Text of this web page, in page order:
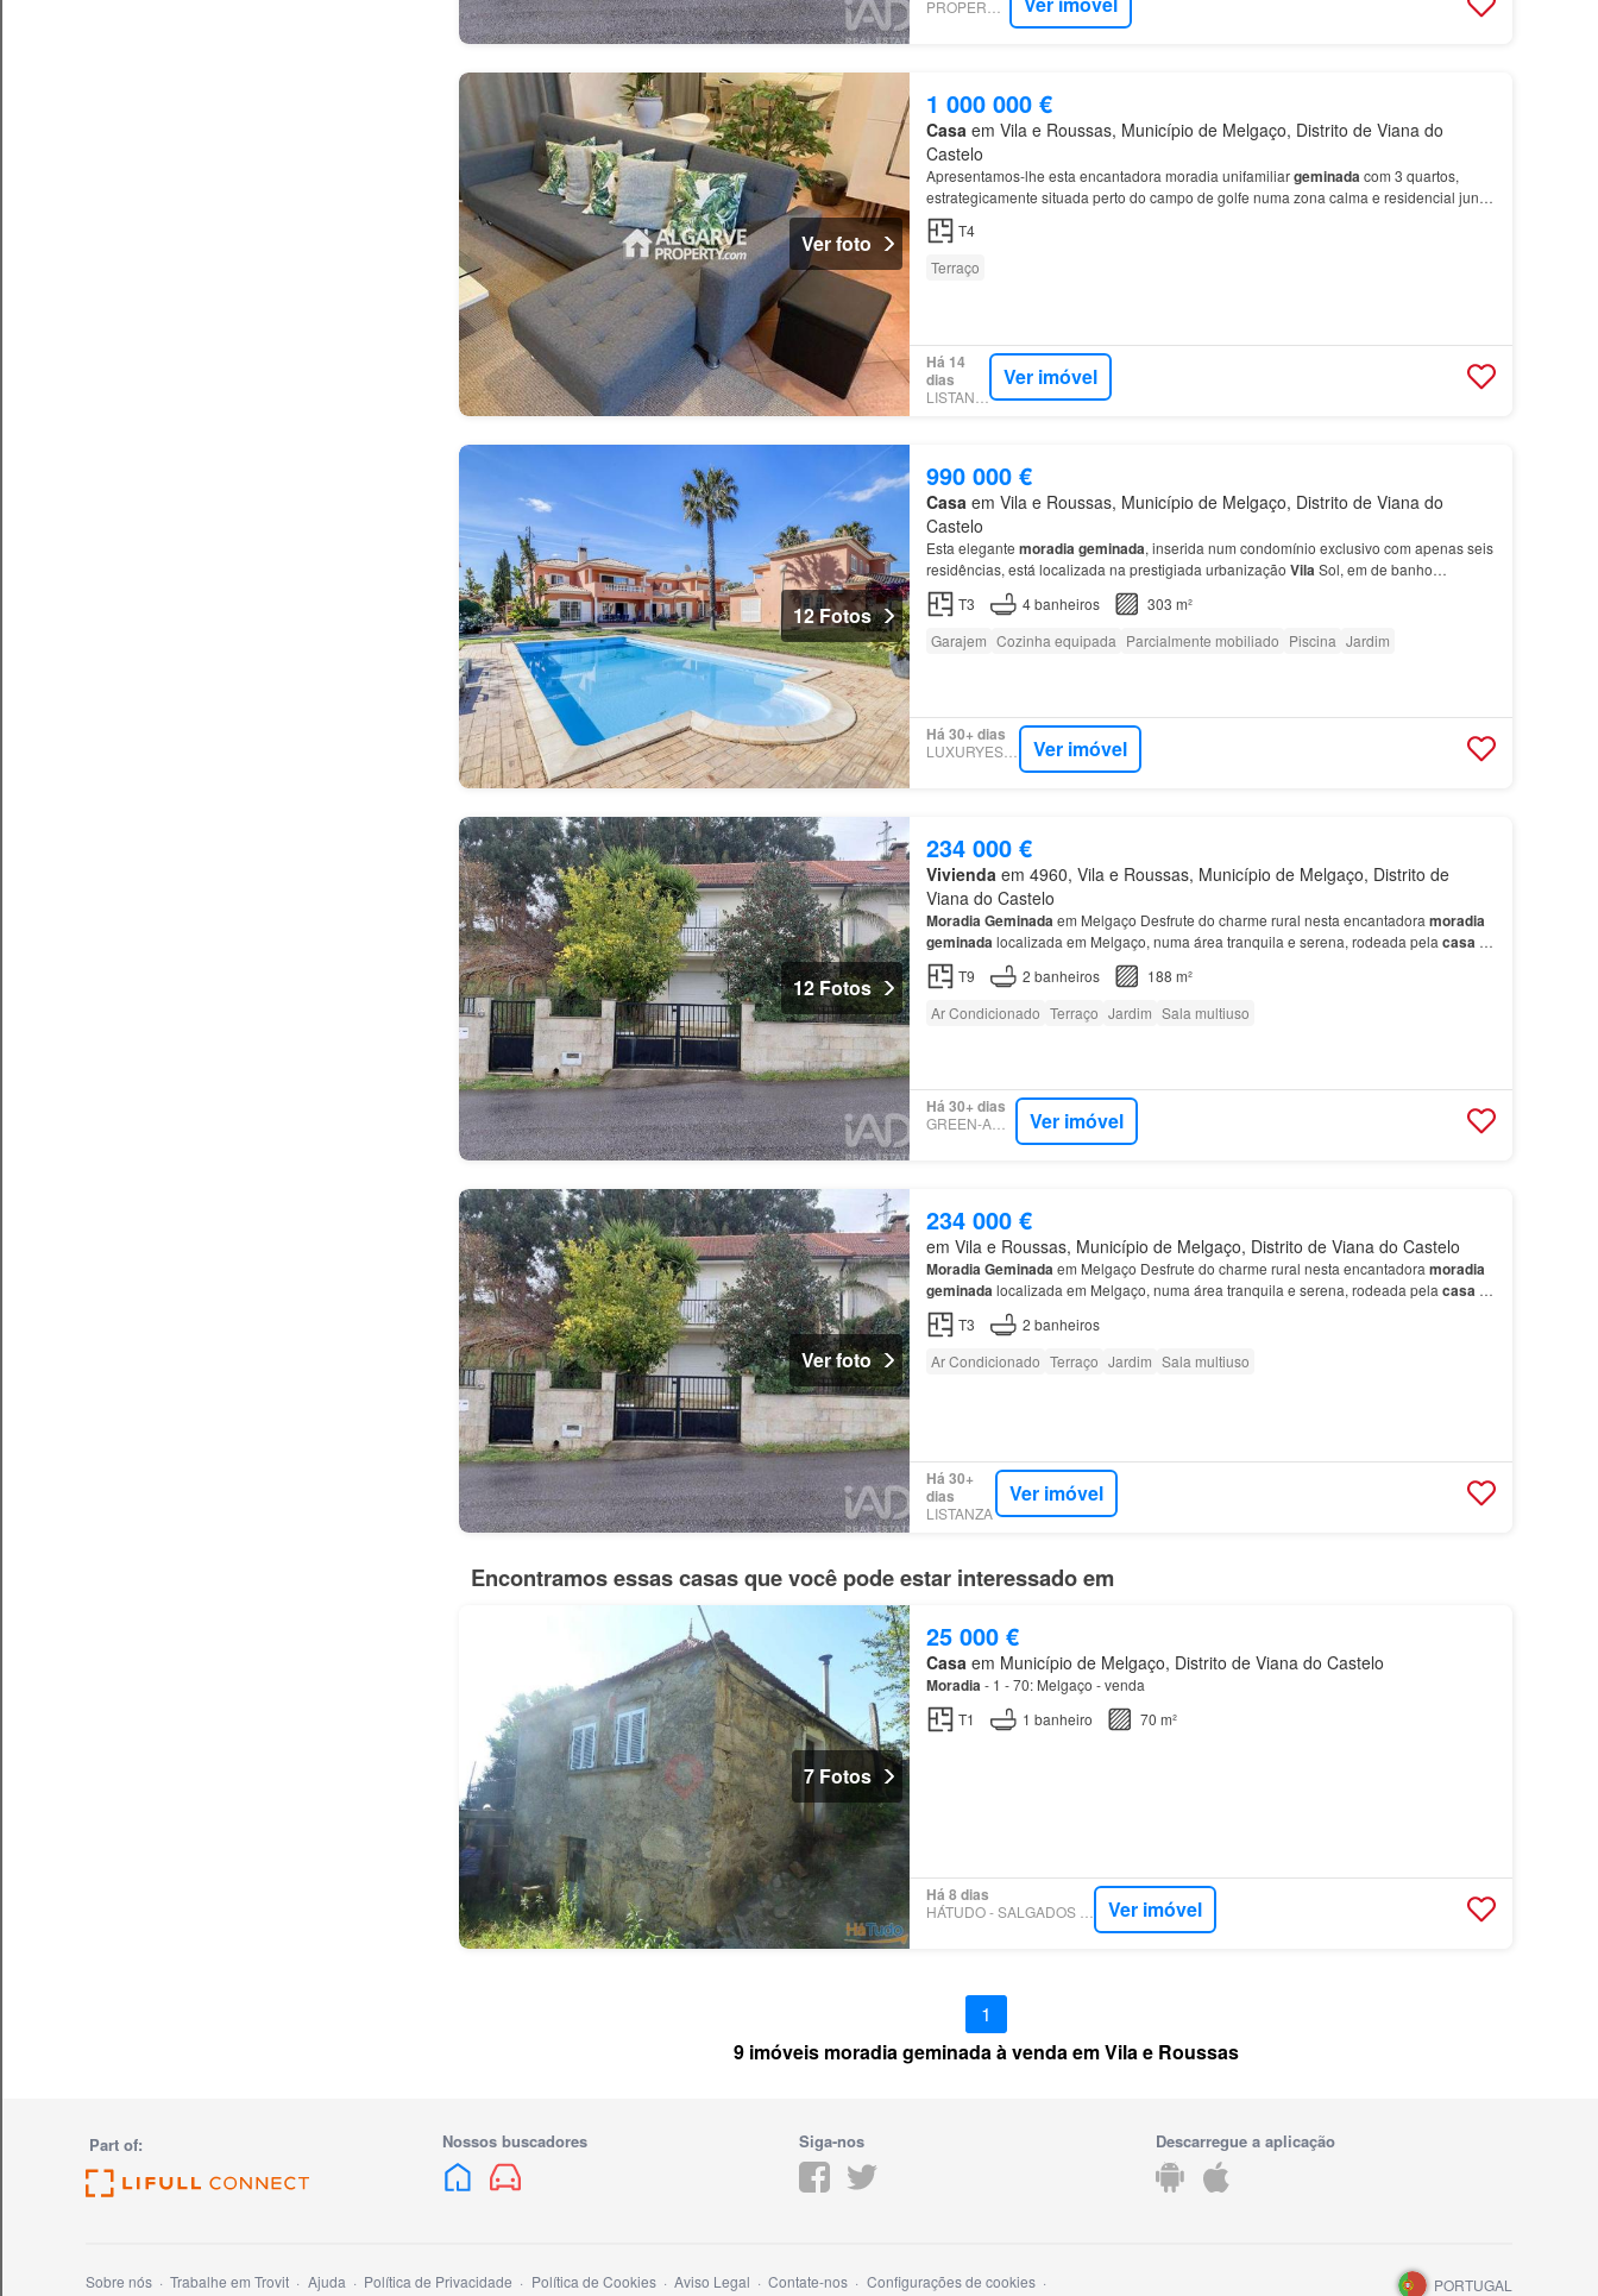
PROPERSTAR
Ver foto
1 000 000 €
Casa em Vila e Roussas, Município de Melgaço, Distrito de Viana do
Castelo
Apresentamos-lhe esta encantadora moradia unifamiliargeminadacom 3 quartos,
estrategicamente situada perto do campo de golfe numa zona calma e residencial junto
daVila
T4
Terraço
Há 14
dias
LISTANZA
Ver imóvel
12 Fotos
990 000 €
Casa em Vila e Roussas, Município de Melgaço, Distrito de Viana do
Castelo
Esta elegante moradiageminada, inserida num condomínio exclusivo com apenas seis
residências, está localizada na prestigiada urbanização VilaSol, em de banho
Garagem privativa e estacionamento exterior Acabamentos de alta q…
T3 4banheiros
303 m²
Garajem Cozinha equipada Parcialmente mobiliado Piscina Jardim
Há 30+ dias
LUXURYESTATE Ver imóvel
12 Fotos
234 000 €
Vivienda em 4960, Vila e Roussas, Município de Melgaço, Distrito de
Viana do Castelo
MoradiaGeminadaem Melgaço Desfrute do charme rural nesta encantadora moradia
geminadalocalizada em Melgaço, numa área tranquila e serena, rodeada pela casa foi
concebida para proporcionar conforto e comodidade a toda a fam…
T9 2 banheiros
188 m²
Ar Condicionado Terraço Jardim Sala multiuso
Há 30+ dias
GREEN-ACRES Ver imóvel
Ver foto
234 000 €
em Vila e Roussas, Município de Melgaço, Distrito de Viana do Castelo
MoradiaGeminadaem Melgaço Desfrute do charme rural nesta encantadora moradia
geminadalocalizada em Melgaço, numa área tranquila e serena, rodeada pela casa foi
concebida para proporcionar conforto e comodidade a toda a fam…
T3 2 banheiros
Ar Condicionado Terraço Jardim Sala multiuso
Há 30+
dias
LISTANZA
Ver imóvel
Encontramos essas casas que você pode estar interessado em
7 Fotos
25 000 €
Casa em Município de Melgaço, Distrito de Viana do Castelo
Moradia- 1 - 70: Melgaço - venda
T1
1 banheiro 70 m²
Há 8 dias
Ver imóvel
1
9 imóveis moradia geminada à venda em Vila e Roussas
Part of: Nossos buscadores Siga-nos Descarregue a aplicação
Sobre nós Trabalhe em Trovit Ajuda Política de Privacidade Política de Cookies Aviso Legal Contate-nos Configurações de cookies PORTUGAL